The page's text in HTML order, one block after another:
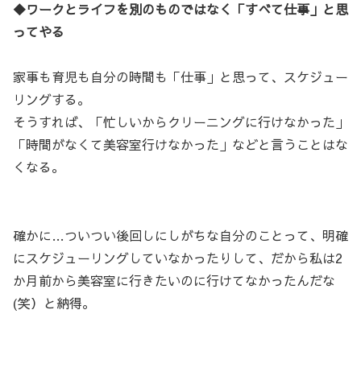
◆ワークとライフを別のものではなく「すべて仕事」と思
ってやる
家事も育児も自分の時間も「仕事」と思って、スケジュー
リングする。
そうすれば、「忙しいからクリーニングに行けなかった」
「時間がなくて美容室行けなかった」などと言うことはな
くなる。
確かに…ついつい後回しにしがちな自分のことって、明確
にスケジューリングしていなかったりして、だから私は2
か月前から美容室に行きたいのに行けてなかったんだな
(笑）と納得。